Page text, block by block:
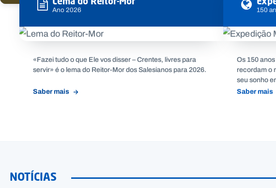
Ano 2026
«Fazei tudo o que Ele vos disser – Crentes, livres para
servir» é o lema do Reitor-Mor dos Salesianos para 2026.
Saber mais
150
Os 150
recordam o
seu sonho
Saber mais
NOTÍCIAS